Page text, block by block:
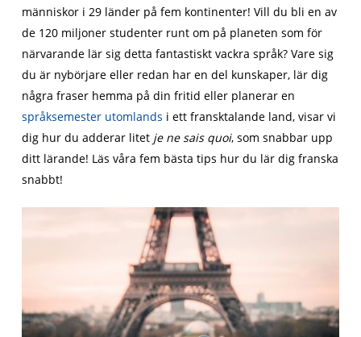
människor i 29 länder på fem kontinenter! Vill du bli en av
de 120 miljoner studenter runt om på planeten som för
närvarande lär sig detta fantastiskt vackra språk? Vare sig
du är nybörjare eller redan har en del kunskaper, lär dig
några fraser hemma på din fritid eller planerar en
språksemester utomlands i ett fransktalande land, visar vi
dig hur du adderar litet je ne sais quoi, som snabbar upp
ditt lärande! Läs våra fem bästa tips hur du lär dig franska
snabbt!